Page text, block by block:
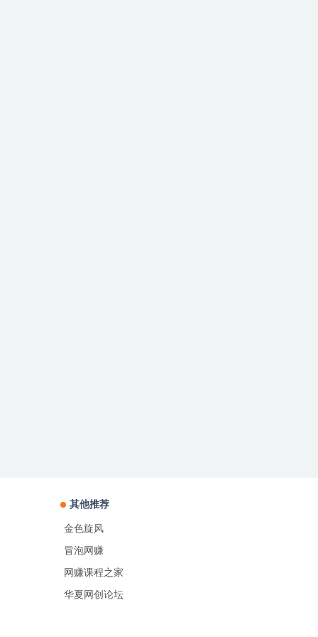
其他推荐
金色旋风
冒泡网赚
网赚课程之家
华夏网创论坛